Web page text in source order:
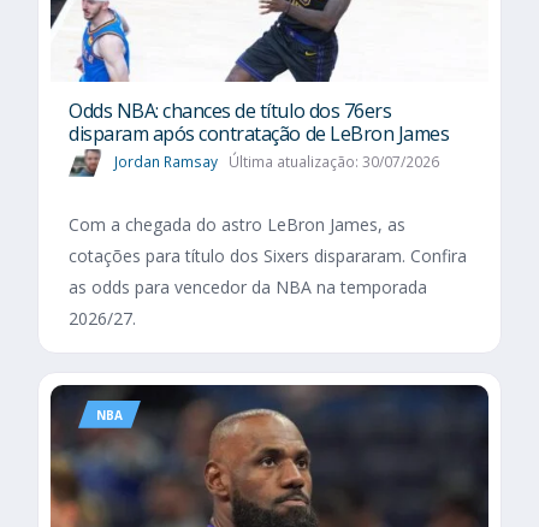
Odds NBA: chances de título dos 76ers
disparam após contratação de LeBron James
Jordan Ramsay Última atualização: 30/07/2026
Com a chegada do astro LeBron James, as
cotações para título dos Sixers dispararam. Confira
as odds para vencedor da NBA na temporada
2026/27.
NBA